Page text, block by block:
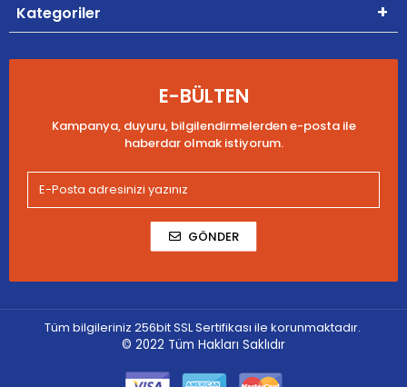
Kategoriler
E-BÜLTEN
Kampanya, duyuru, bilgilendirmelerden e-posta ile
haberdar olmak istiyorum.
GÖNDER
Tüm bilgileriniz 256bit SSL Sertifikası ile korunmaktadır.
© 2022 Tüm Hakları Saklıdır